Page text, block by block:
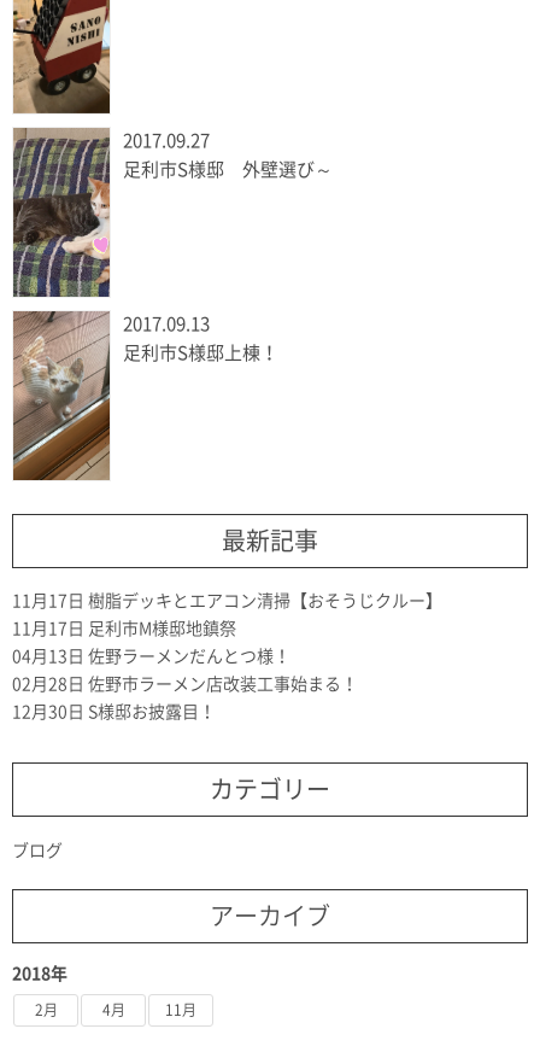
2017.09.27
足利市S様邸 外壁選び～
2017.09.13
足利市S様邸上棟！
最新記事
11月17日 樹脂デッキとエアコン清掃【おそうじクルー】
11月17日 足利市M様邸地鎮祭
04月13日 佐野ラーメンだんとつ様！
02月28日 佐野市ラーメン店改装工事始まる！
12月30日 S様邸お披露目！
カテゴリー
ブログ
アーカイブ
2018年
2月 4月 11月